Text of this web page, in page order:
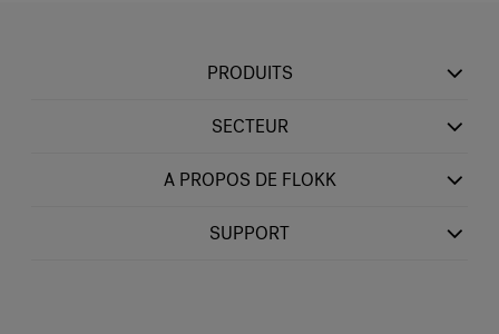
PRODUITS
SECTEUR
A PROPOS DE FLOKK
SUPPORT